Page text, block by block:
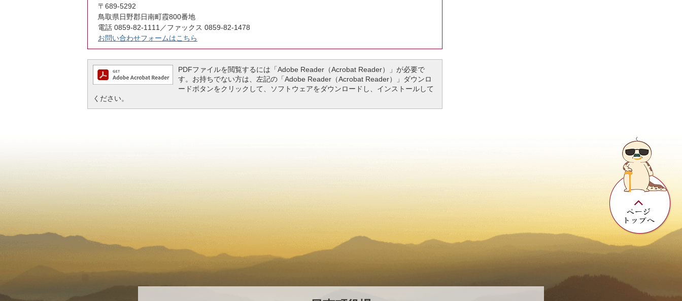
〒689-5292
鳥取県日野郡日南町霞800番地
電話 0859-82-1111／ファックス 0859-82-1478
お問い合わせフォームはこちら
PDFファイルを閲覧するには「Adobe Reader（Acrobat Reader）」が必要で
す。お持ちでない方は、左記の「Adobe Reader（Acrobat Reader）」ダウンロ
ードボタンをクリックして、ソフトウェアをダウンロードし、インストールして
ください。